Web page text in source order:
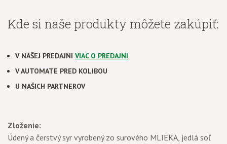
Kde si naše produkty môžete zakúpiť:
V NAŠEJ PREDAJNI VIAC O PREDAJNI
V AUTOMATE PRED KOLIBOU
U NAŠICH PARTNEROV
Zloženie:
Údený a čerstvý syr vyrobený zo surového MLIEKA, jedlá soľ